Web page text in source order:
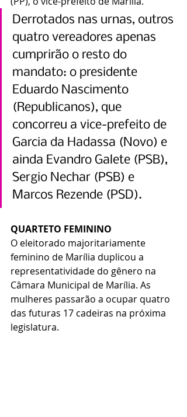
Derrotados nas urnas, outros
quatro vereadores apenas
cumprirão o resto do
mandato: o presidente
Eduardo Nascimento
(Republicanos), que
concorreu a vice-prefeito de
Garcia da Hadassa (Novo) e
ainda Evandro Galete (PSB),
Sergio Nechar (PSB) e
Marcos Rezende (PSD).
QUARTETO FEMININO
O eleitorado majoritariamente
feminino de Marília duplicou a
representatividade do gênero na
Câmara Municipal de Marília. As
mulheres passarão a ocupar quatro
das futuras 17 cadeiras na próxima
legislatura.